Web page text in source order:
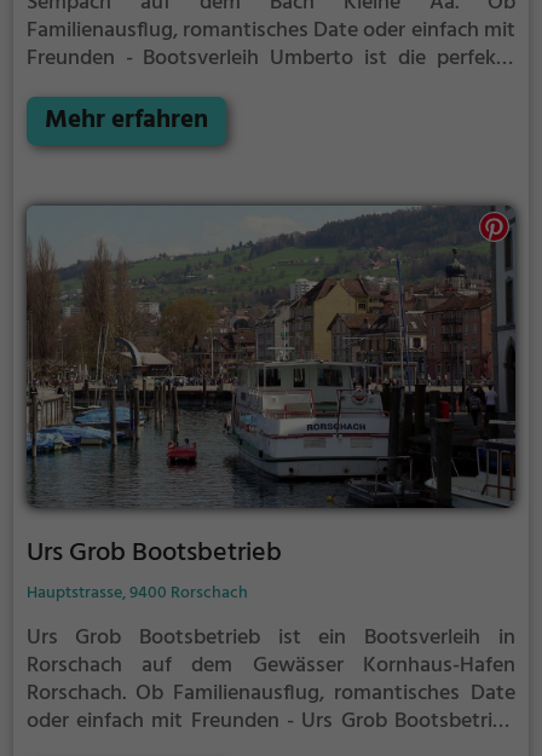
Familienausflug, romantisches Date oder einfach mit
Freunden - Bootsverleih Umberto ist die perfekte
Naturfreunde als auch Sportbegeisterte und echte
Wasserratten auf ihre Kosten.
Mehr erfahren
Urs Grob Bootsbetrieb
Hauptstrasse, 9400 Rorschach
Urs Grob Bootsbetrieb ist ein Bootsverleih in
Rorschach auf dem Gewässer Kornhaus-Hafen
Rorschach. Ob Familienausflug, romantisches Date
oder einfach mit Freunden - Urs Grob Bootsbetrieb